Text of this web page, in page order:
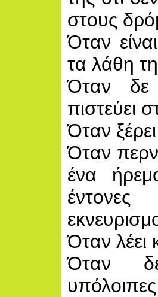
στους
Όταν
τα λάθη
Όταν δε
πιστεύει
Όταν ξέρει
Όταν
ένα
Όταν λέει
Όταν